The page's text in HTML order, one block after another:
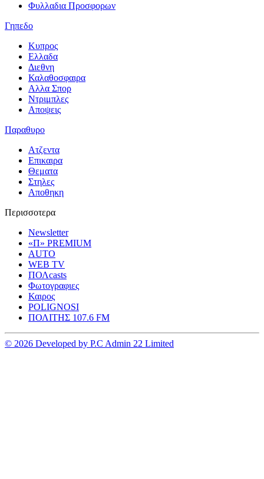
Φυλλαδια Προσφορων
Γηπεδο
Κυπρος
Ελλαδα
Διεθνη
Καλαθοσφαιρα
Αλλα Σπορ
Ντριμπλες
Αποψεις
Παραθυρο
Ατζεντα
Επικαιρα
Θεματα
Στηλες
Αποθηκη
Περισσοτερα
Newsletter
«Π» PREMIUM
AUTO
WEB TV
ΠΟΛcasts
Φωτογραφιες
Καιρος
POLIGNOSI
ΠΟΛΙΤΗΣ 107.6 FM
© 2026 Developed by P.C Admin 22 Limited